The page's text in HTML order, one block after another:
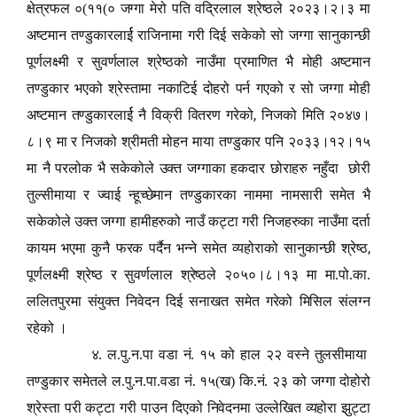
क्षेत्रफल ०(११(० जग्गा मेरो पति वद्रिलाल श्रेष्ठले २०२३।२।३ मा
अष्टमान तण्डुकारलार्ई राजिनामा गरी दिई सकेको सो जग्गा सानुकान्छी
पूर्णलक्ष्मी र सुवर्णलाल श्रेष्ठको नाउँमा प्रमाणित भै मोही अष्टमान
तण्डुकार भएको श्रेस्तामा नकाटिई दोहरो पर्न गएको र सो जग्गा मोही
अष्टमान तण्डुकारलार्ई नै विक्री वितरण गरेको,निजको मिति २०४७।
८।९ मा र निजको श्रीमती मोहन माया तण्डुकार पनि २०३३।१२।१५
मा नै परलोक भै सकेकोले उक्त जग्गाका हकदार छोराहरु नहुँदा छोरी
तुल्सीमाया र ज्वाई न्हूच्छेमान तण्डुकारका नाममा नामसारी समेत भै
सकेकोले उक्त जग्गा हामीहरुको नाउँ कट्टा गरी निजहरुका नाउँमा दर्ता
कायम भएमा कुनै फरक पर्दैन भन्ने समेत व्यहोराको सानुकान्छी श्रेष्ठ,
पूर्णलक्ष्मी श्रेष्ठ र सुवर्णलाल श्रेष्ठले २०५०।८।१३ मा मा.पो.का.
ललितपुरमा संयुक्त निवेदन दिई सनाखत समेत गरेको मिसिल संलग्न
रहेको ।
४. ल.पु.न.पा वडा नं. १५ को हाल २२ वस्ने तुलसीमाया
तण्डुकार समेतले ल.पु.न.पा.वडा नं. १५(ख) कि.नं. २३ को जग्गा दोहोरो
श्रेस्ता परी कट्टा गरी पाउन दिएको निवेदनमा उल्लेखित व्यहोरा झुट्टा